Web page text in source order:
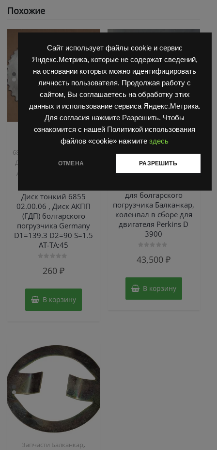
Сайт использует файлы cookie и сервис
Яндекс.Метрика, которые не содержат сведений,
на основании которых можно идентифицировать
личность пользователя. Продолжая работу с
сайтом, Вы соглашаетесь на обработку этих
данных и использование сервиса Яндекс.Метрика.
Для согласия нажмите Разрешить. Чтобы
ознакомится с нашей Политикой использования
файлов «cookie» нажмите здесь
ОТМЕНА РАЗРЕШИТЬ
Похожие
Запчасти Балканкар ,
Коробка ГДП(АКПП)
6860/6855/6870
ДВ 1661 , 1621
,Погрузчик
ДВ 1792, 1788, 1794, 1784,
Диск тонкий 6855
02.00.06 , Диск АКПП
(ГДП) болгарского
погрузчика Germany
D1=139.3 D2=90 S=1.5
AT-TA:45
260₽
В корзину
Двигатель Д3900,Запчасти
Балканкар,ТНВД
2500/3900
Коленчатый вал в
сборе Д3900
для болгарского
погрузчика Балканкар,
коленвал в сборе для
двигателя Perkins D
3900
0
43,500₽
В корзину
Запчасти Балканкар,